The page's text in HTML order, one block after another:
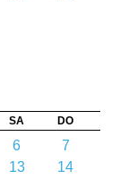
SA DO
6
7
13
14